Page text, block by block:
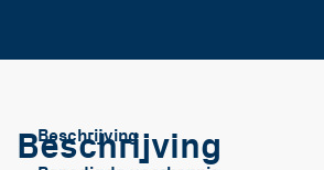
Beschrijving
Beschrijving